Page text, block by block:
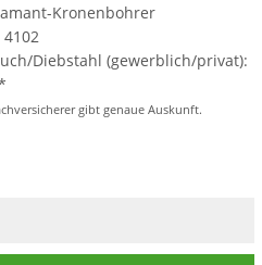
Kronenbohrer
Diebstahl (gewerblich/privat):
gibt genaue Auskunft.